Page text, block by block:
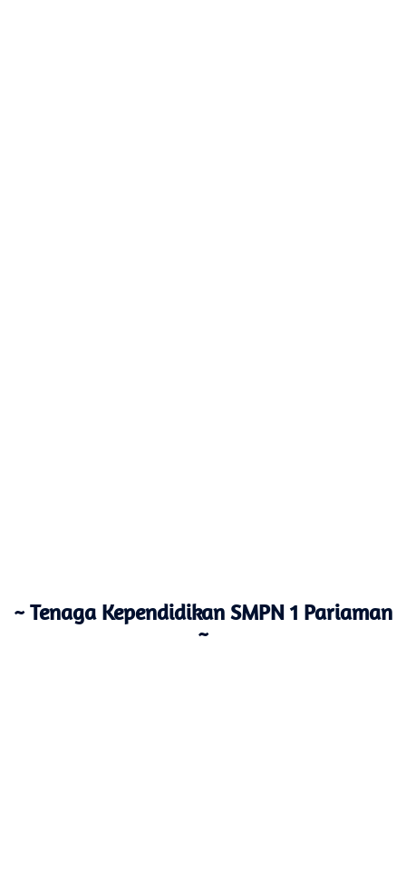
~ Tenaga Kependidikan SMPN 1 Pariaman
~